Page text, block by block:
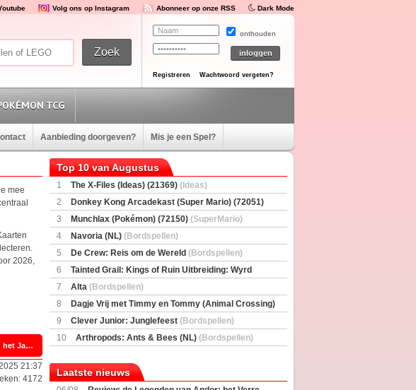
Volg ons op Instagram Abonneer op onze RSS Dark Mode
onthouden
Registreren Wachtwoord vergeten?
TCG
Aanbieding doorgeven? Mis je een Spel?
mee
2026,
Winnaars Publieksprijs Speelgoed van het Jaar bekend »
21:37
4172
Top 10 van Augustus
1 The X-Files (Ideas) (21369) (Ideas)
2
Donkey Kong Arcadekast (Super Mario) (72051)
(SuperMario)
3 Munchlax (Pokémon) (72150) (SuperMario)
4
Navoria (NL) (Bordspellen)
5
De Crew: Reis om de Wereld (Bordspellen)
6
Tainted Grail: Kings of Ruin Uitbreiding: Wyrd
Encounters(Bordspellen)
7 Alta (Bordspellen)
8
Dagje Vrij met Timmy en Tommy (Animal Crossing)
(77059)(Ideas)
9 Clever Junior: Junglefeest (Bordspellen)
10
Arthropods: Ants & Bees (NL) (Bordspellen)
Laatste nieuws